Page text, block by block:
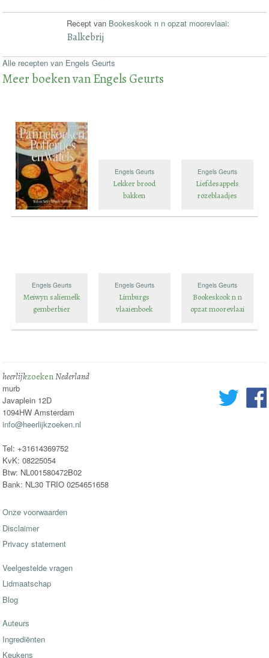
Recept van Bookeskook n n opzat moorevlaai:
Balkebrij
Alle recepten van Engels Geurts
Meer boeken van Engels Geurts
Engels Geurts
Lekker brood
bakken
Engels Geurts
Liefdesappels
rozeblaadjes
Engels Geurts
Meiwyn saliemelk
gemberbier
Engels Geurts
Limburgs
vlaaienboek
Engels Geurts
Bookeskook n n
opzat moorevlaai
heerlijkzoekenNederland
murb
Javaplein 12D
1094HW Amsterdam
info@heerlijkzoeken.nl
Tel: +31614369752
KvK: 08225054
Btw: NL001580472B02
Bank: NL30 TRIO 0254651658
Onze voorwaarden
Disclaimer
Privacy statement
Veelgestelde vragen
Lidmaatschap
Blog
Auteurs
Ingrediënten
Keukens